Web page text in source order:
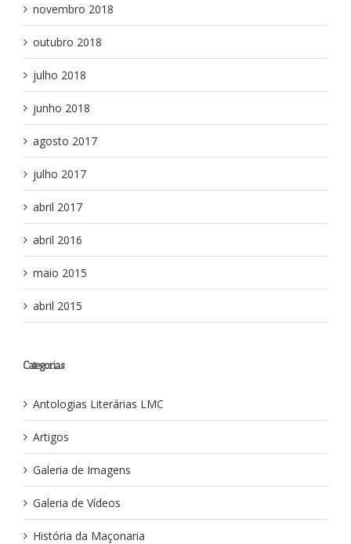
novembro 2018
outubro 2018
julho 2018
junho 2018
agosto 2017
julho 2017
abril 2017
abril 2016
maio 2015
abril 2015
Categorias
Antologias Literárias LMC
Artigos
Galeria de Imagens
Galeria de Vídeos
História da Maçonaria